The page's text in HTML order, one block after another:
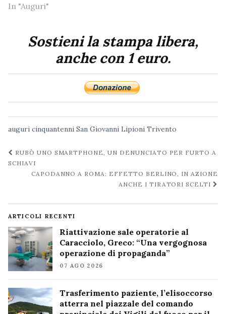
In "Auguri"
Sostieni la stampa libera,
anche con 1 euro.
auguri cinquantenni San Giovanni Lipioni Trivento
Navigazione
post
RUBÒ UNO SMARTPHONE, UN DENUNCIATO PER FURTO A
SCHIAVI
CAPODANNO A ROMA: EFFETTO BERLINO, IN AZIONE
ANCHE I TIRATORI SCELTI
ARTICOLI RECENTI
Riattivazione sale operatorie al
Caracciolo, Greco: “Una vergognosa
operazione di propaganda”
07 AGO 2026
Trasferimento paziente, l’elisoccorso
atterra nel piazzale del comando